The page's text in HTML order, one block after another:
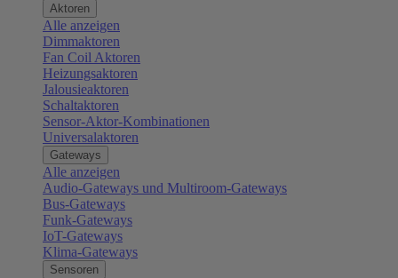
Aktoren
Alle anzeigen
Dimmaktoren
Fan Coil Aktoren
Heizungsaktoren
Jalousieaktoren
Schaltaktoren
Sensor-Aktor-Kombinationen
Universalaktoren
Gateways
Alle anzeigen
Audio-Gateways und Multiroom-Gateways
Bus-Gateways
Funk-Gateways
IoT-Gateways
Klima-Gateways
Sensoren